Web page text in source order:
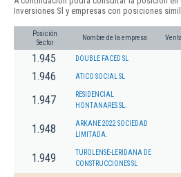
Inversiones Sl y empresas con posiciones
Posición
Sector
Nombre de la empresa
1.945 DOUBLE FACED SL
1.946 ATICO SOCIAL SL
1.947
RESIDENCIAL
HONTANARES SL.
1.948
ARKANE 2022 SOCIEDAD
LIMITADA.
1.949
TUROLENSE-LERIDANA DE
CONSTRUCCIONES SL